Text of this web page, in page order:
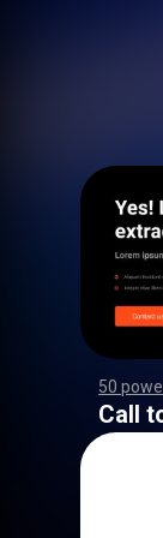
50
,,,,,,,,,
,,,,,,,,,
,,,,,,,,,
Call